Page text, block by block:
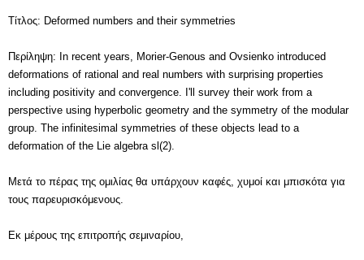
Τίτλος: Deformed numbers and their symmetries
Περίληψη: In recent years, Morier-Genous and Ovsienko introduced
deformations of rational and real numbers with surprising properties
including positivity and convergence. I'll survey their work from a
perspective using hyperbolic geometry and the symmetry of the modular
group. The infinitesimal symmetries of these objects lead to a
deformation of the Lie algebra sl(2).
Μετά το πέρας της ομιλίας θα υπάρχουν καφές, χυμοί και μπισκότα για
τους παρευρισκόμενους.
Εκ μέρους της επιτροπής σεμιναρίου,